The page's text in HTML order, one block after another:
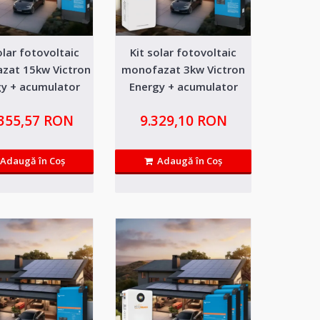
Victron
ultima generatie cu 5 ani
25.008,21 RON
Compară produsul
Victron
ultima generatie cu 5 ani
29.355,57 RON
Adaugă in Wishlist
Compară produsul
fotovoltaic
15kw Victron
+ acumulator
RON
în Coş
Kit solar fotovoltaic
monofazat 3kw Victron
Energy + acumulator
9.329,10 RON
Adaugă în Coş